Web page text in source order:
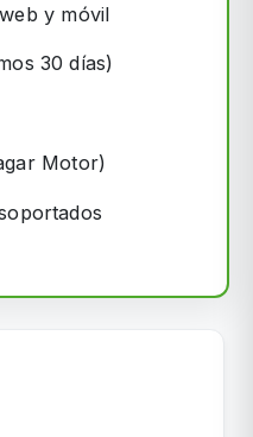
y móvil
30 días)
Motor)